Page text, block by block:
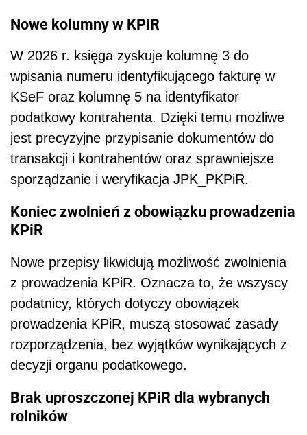
Nowe kolumny w KPiR
W 2026 r. księga zyskuje kolumnę 3 do
wpisania numeru identyfikującego fakturę w
KSeF oraz kolumnę 5 na identyfikator
podatkowy kontrahenta. Dzięki temu możliwe
jest precyzyjne przypisanie dokumentów do
transakcji i kontrahentów oraz sprawniejsze
sporządzanie i weryfikacja JPK_PKPiR.
Koniec zwolnień z obowiązku prowadzenia
KPiR
Nowe przepisy likwidują możliwość zwolnienia
z prowadzenia KPiR. Oznacza to, że wszyscy
podatnicy, których dotyczy obowiązek
prowadzenia KPiR, muszą stosować zasady
rozporządzenia, bez wyjątków wynikających z
decyzji organu podatkowego.
Brak uproszczonej KPiR dla wybranych
rolników